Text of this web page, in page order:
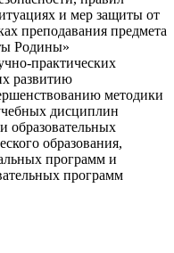
и мер защиты от
преподавания предмета
Родины»
практических
развитию
методики
дисциплин
образовательных
образования,
программ и
программ